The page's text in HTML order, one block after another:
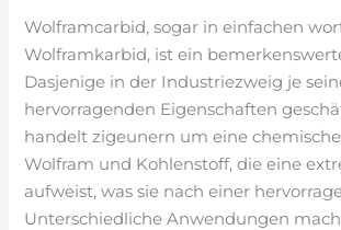
Wolframcarbid, sogar in einfachen
Wolframkarbid, ist ein
Dasjenige in der Industriezweig je
hervorragenden Eigenschaften
handelt zigeunern um eine
Wolfram und Kohlenstoff, die eine
aufweist, was sie nach einer
Unterschiedliche Anwendungen